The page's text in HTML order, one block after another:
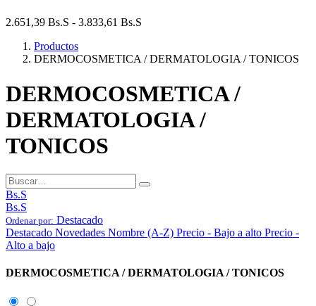
2.651,39 Bs.S - 3.833,61 Bs.S
Productos
DERMOCOSMETICA / DERMATOLOGIA / TONICOS
DERMOCOSMETICA /
DERMATOLOGIA /
TONICOS
Bs.S
Bs.S
Ordenar por: Destacado
Destacado Novedades Nombre (A-Z) Precio - Bajo a alto Precio -
Alto a bajo
DERMOCOSMETICA / DERMATOLOGIA / TONICOS